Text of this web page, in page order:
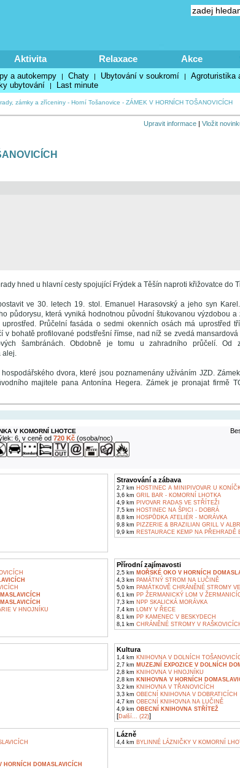
Aktivita Relaxace Akce
a autokempy | Chaty | Ubytování v soukromí | Agroturistika
ubytování | Last minute
zámky a zříceniny- Horní Tošanovice - ZÁMEK V HORNÍCH TOŠANOVICÍCH
Upravit informace| Vložit
hned u hlavní cesty spojující Frýdek a Těšín naproti křižovatce do
ve 30. letech 19. stol. Emanuel Harasovský a jeho syn
půdorysu, která vyniká hodnotnou původní štukovanou výzdobou a
Průčelní fasáda o sedmi okenních osách má uprostřed
v bohatě profilované podstřešní římse, nad níž se zvedá mansardová
šambránách. Obdobně je tomu u zahradního průčelí. Od
alej.
dvora, které jsou poznamenány užíváním JZD.
majitele pana Antonína Hegera. Zámek je pronajat firmě
V KOMORNÍ LHOTCE
6, v ceně od 720 Kč(osoba/noc)
Stravování a zábava
2,7 km HOSTINEC A MINIPIVOVAR U
3,6 km GRIL BAR - KOMORNÍ LHOTKA
4,9 km PIVOVAR RADAS VE STŘÍTEŽI
7,5 km HOSTINEC NA ŠPICI - DOBRÁ
8,8 km HOSPŮDKA ATELIÉR - MORÁVKA
9,8 km PIZZERIE & BRAZILIAN GRILL V
9,9 km RESTAURACE KEMP NA PŘEHRADĚ
V HNOJNÍKU
Přírodní zajímavosti
2,5 km MOŘSKÉ OKO V HORNÍCH
4,3 km PAMÁTNÝ STROM NA LUČINĚ
5,0 km PAMÁTKOVĚ CHRÁNĚNÉ STROMY
6,1 km PP ŽERMANICKÝ LOM V
7,3 km NPP SKALICKÁ MORÁVKA
7,4 km LOMY V ŘECE
8,1 km PP KAMENEC V BESKYDECH
8,1 km CHRÁNĚNÉ STROMY V
Kultura
1,4 km KNIHOVNA V DOLNÍCH
2,7 km MUZEJNÍ EXPOZICE V DOLNÍCH
2,8 km KNIHOVNA V HNOJNÍKU
2,8 km KNIHOVNA V HORNÍCH
3,2 km KNIHOVNA V TŘANOVICÍCH
3,3 km OBECNÍ KNIHOVNA V DOBRATICÍCH
4,7 km OBECNÍ KNIHOVNA NA LUČINĚ
4,9 km OBECNÍ KNIHOVNA STŘÍTEŽ
[Další... (22)]
DOMASLAVICÍCH
Lázně
4,4 km BYLINNÉ LÁZNIČKY V KOMORNÍ